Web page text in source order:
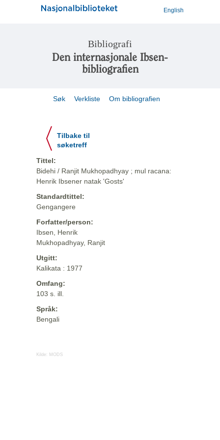
English
Bibliografi
Den internasjonale Ibsen-
bibliografien
Søk Verkliste Om bibliografien
Tilbake til
søketreff
Tittel:
Bidehi / Ranjit Mukhopadhyay ; mul racana:
Henrik Ibsener natak 'Gosts'
Standardtittel:
Gengangere
Forfatter/person:
Ibsen, Henrik
Mukhopadhyay, Ranjit
Utgitt:
Kalikata : 1977
Omfang:
103 s. ill.
Språk:
Bengali
Kilde: MODS